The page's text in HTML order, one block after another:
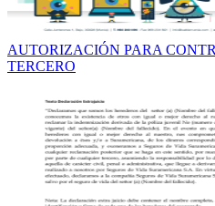
AUTORIZACIÓN PARA
TERCERO